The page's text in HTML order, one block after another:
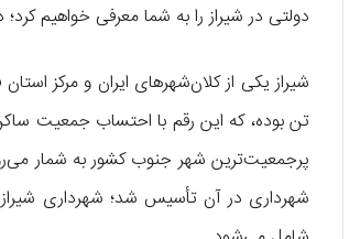
دولتی در شیراز را به شما معرفی خواهیم